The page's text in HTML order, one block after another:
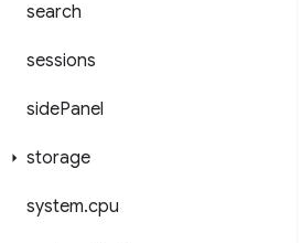
search
sessions
sidePanel
storage
system.cpu